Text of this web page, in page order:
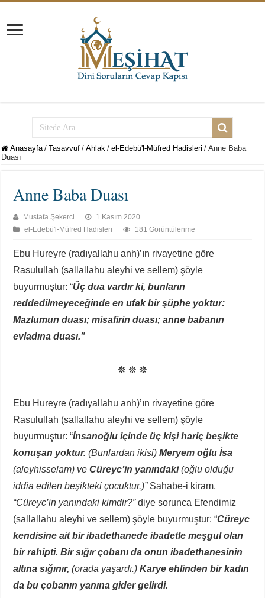
Anasayfa / Tasavvuf / Ahlak / el-Edebü'l-Müfred Hadisleri / Anne Baba
Duası
Anne Baba Duası
Mustafa Şekerci
1 Kasım 2020
el-Edebü'l-Müfred Hadisleri
181 Görüntülenme
Ebu Hureyre (radıyallahu anh)’ın rivayetine göre
Rasulullah (sallallahu aleyhi ve sellem) şöyle
buyurmuştur: “Üç dua vardır ki, bunların
reddedilmeyeceğinde en ufak bir şüphe yoktur:
Mazlumun duası; misafirin duası; anne babanın
evladına duası.”
* * *
Ebu Hureyre (radıyallahu anh)’ın rivayetine göre
Rasulullah (sallallahu aleyhi ve sellem) şöyle
buyurmuştur: “İnsanoğlu içinde üç kişi hariç beşikte
konuşan yoktur.(Bunlardan ikisi)Meryem oğlu İsa
(aleyhisselam) veCüreyc’in yanındaki(oğlu olduğu
iddia edilen beşikteki çocuktur.)” Sahabe-i kiram,
“Cüreyc’in yanındaki kimdir?”diye sorunca Efendimiz
(sallallahu aleyhi ve sellem) şöyle buyurmuştur: “Cüreyc
kendisine ait bir ibadethanede ibadetle meşgul olan
bir rahipti. Bir sığır çobanı da onun ibadethanesinin
altına sığınır,(orada yaşardı.)Karye ehlinden bir kadın
da bu çobanın yanına gider gelirdi.